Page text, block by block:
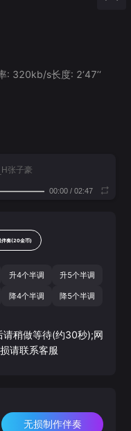
: 320kb/s长度: 2‘47’‘
张子豪
00:00/ 02:47
伴奏(20金币)
升4个半调 升5个半调
降4个半调 降5个半调
请稍做等待(约30秒);网
请联系客服
无损制作伴奏